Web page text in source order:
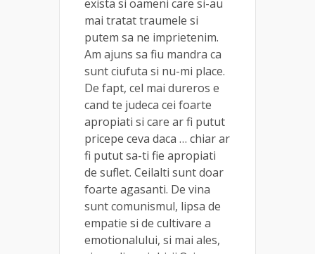
exista si oameni care si-au
mai tratat traumele si
putem sa ne imprietenim.
Am ajuns sa fiu mandra ca
sunt ciufuta si nu-mi place.
De fapt, cel mai dureros e
cand te judeca cei foarte
apropiati si care ar fi putut
pricepe ceva daca … chiar ar
fi putut sa-ti fie apropiati
de suflet. Ceilalti sunt doar
foarte agasanti. De vina
sunt comunismul, lipsa de
empatie si de cultivare a
emotionalului, si mai ales,